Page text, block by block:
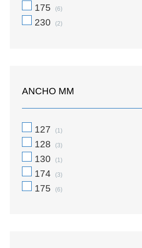
175 (6)
230 (2)
ANCHO MM
127 (1)
128 (3)
130 (1)
174 (3)
175 (6)